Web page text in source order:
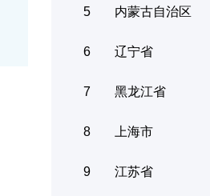
5 内蒙古自治区
6 辽宁省
7 黑龙江省
8 上海市
9 江苏省